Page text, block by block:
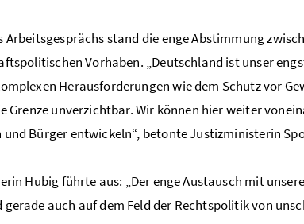
Arbeitsgesprächs stand die enge Abstimmung
Vorhaben. „Deutschland ist unser
Herausforderungen wie dem Schutz vor
Grenze unverzichtbar. Wir können hier weiter
und Bürger entwickeln“, betonte Justizministerin
Hubig führte aus: „Der enge Austausch mit
gerade auch auf dem Feld der Rechtspolitik von